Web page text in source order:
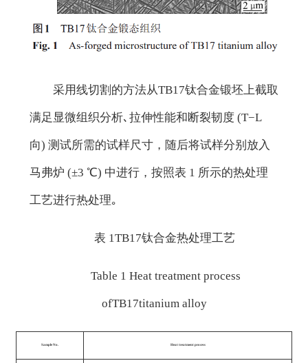
采用线切割的方法从TB17钛合金锻坯上截取
满足显微组织分析､拉伸性能和断裂韧度 (T−L
向) 测试所需的试样尺寸，随后将试样分别放入
马弗炉 (±3 ℃) 中进行，按照表 1 所示的热处理
工艺进行热处理｡
表 1TB17钛合金热处理工艺
Table 1 Heat treatment process
ofTB17titanium alloy
Sample No. Heat treatment process